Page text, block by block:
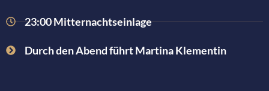
23:00 Mitternachtseinlage
Durch den Abend führt Martina Klementin